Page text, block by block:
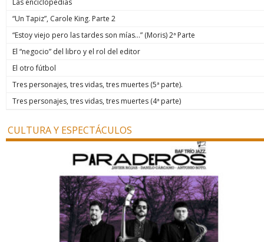
Las enciclopedias
“Un Tapiz”, Carole King. Parte 2
“Estoy viejo pero las tardes son mías…” (Moris) 2ª Parte
El “negocio” del libro y el rol del editor
El otro fútbol
Tres personajes, tres vidas, tres muertes (5ª parte).
Tres personajes, tres vidas, tres muertes (4ª parte)
CULTURA Y ESPECTÁCULOS